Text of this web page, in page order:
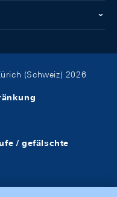
(Schweiz) 2026
/ gefälschte